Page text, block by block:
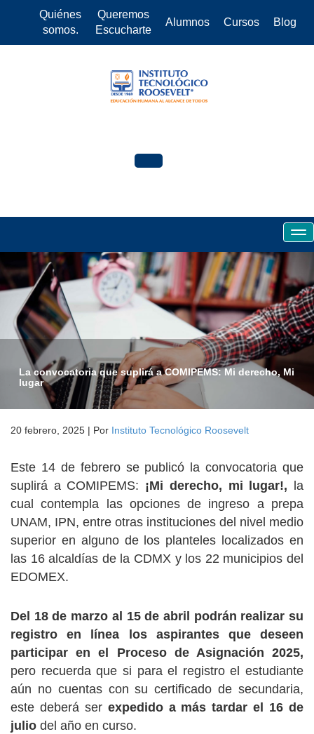
Quiénes
somos.
Queremos
Escucharte
Alumnos Cursos Blog
La convocatoria que suplirá a COMIPEMS: Mi derecho, Mi
lugar
20 febrero, 2025 | Por Instituto Tecnológico Roosevelt
Este 14 de febrero se publicó la convocatoria que
suplirá a COMIPEMS: ¡Mi derecho, mi lugar!, la
cual contempla las opciones de ingreso a prepa
UNAM, IPN, entre otras instituciones del nivel medio
superior en alguno de los planteles localizados en
las 16 alcaldías de la CDMX y los 22 municipios del
EDOMEX.
Del 18 de marzo al 15 de abril podrán realizar su
registro en línea los aspirantes que deseen
participar en el Proceso de Asignación 2025,
pero recuerda que si para el registro el estudiante
aún no cuentas con su certificado de secundaria,
este deberá ser expedido a más tardar el 16 de
julio del año en curso.